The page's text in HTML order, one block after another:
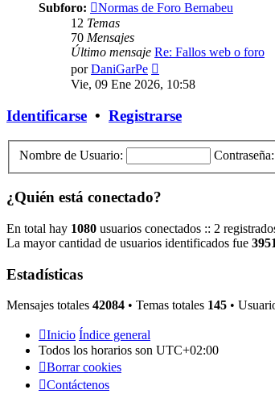
Subforo:
Normas de Foro Bernabeu
12 Temas
70 Mensajes
Último mensaje Re: Fallos web o foro
porDaniGarPe
último
Vie, 09 Ene 2026, 10:58
Identificarse • Registrarse
Nombre de Usuario: Contraseña:
¿Quién está conectado?
En total hay 1080 usuarios conectados :: 2
La mayor cantidad de usuarios identificados fue 3951
Estadísticas
Mensajes totales 42084 • Temas totales 145 •
Inicio Índice general
Todos los horarios son UTC+02:00
Borrar cookies
Contáctenos